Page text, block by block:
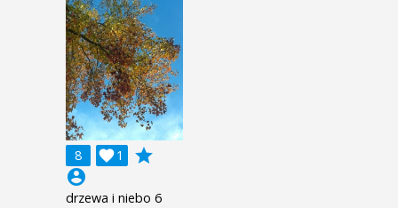
8 1

grade
account_circle
drzewa i niebo 6